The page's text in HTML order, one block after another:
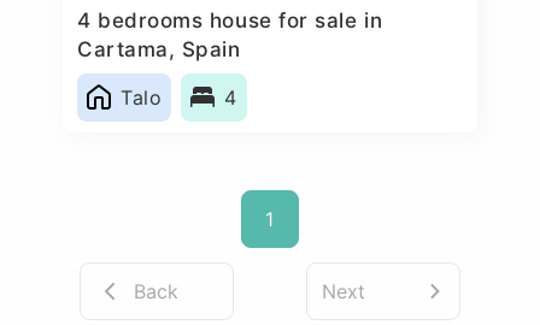
4 bedrooms house for sale in
Cartama, Spain
Talo
4
1
Back Next